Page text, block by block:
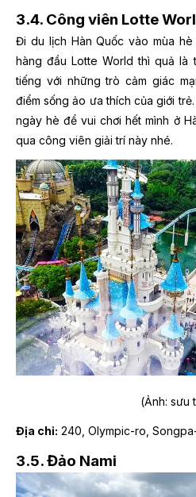
3.4. Công viên Lotte
Đi du lịch Hàn Quốc vào mùa
hàng đầu Lotte World thì quả là
tiếng với những trò cảm giác
điểm sống ảo ưa thích của giới
ngày hè để vui chơi hết mình ở
qua công viên giải trí này nhé.
(Ảnh: sưu
Địa chỉ: 240, Olympic-ro,
3.5. Đảo Nami